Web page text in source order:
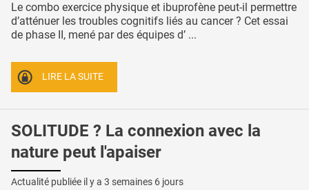
Le combo exercice physique et ibuprofène peut-il permettre
d’atténuer les troubles cognitifs liés au cancer ? Cet essai
de phase II, mené par des équipes d’ ...
LIRE LA SUITE
SOLITUDE ? La connexion avec la
nature peut l'apaiser
Actualité publiée il y a 3 semaines 6 jours